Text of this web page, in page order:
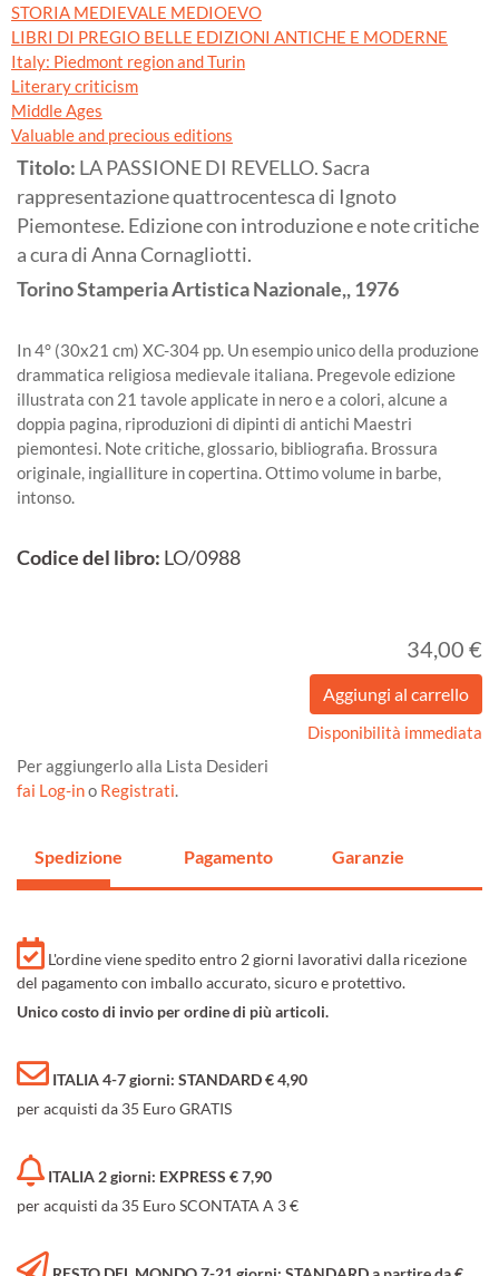
STORIA MEDIEVALE MEDIOEVO
LIBRI DI PREGIO BELLE EDIZIONI ANTICHE E MODERNE
Italy: Piedmont region and Turin
Literary criticism
Middle Ages
Valuable and precious editions
Titolo: LA PASSIONE DI REVELLO. Sacra
rappresentazione quattrocentesca di Ignoto
Piemontese. Edizione con introduzione e note critiche
a cura di Anna Cornagliotti.
TorinoStamperia Artistica Nazionale,,1976
In 4° (30x21 cm) XC-304 pp. Un esempio unico della produzione
drammatica religiosa medievale italiana. Pregevole edizione
illustrata con 21 tavole applicate in nero e a colori, alcune a
doppia pagina, riproduzioni di dipinti di antichi Maestri
piemontesi. Note critiche, glossario, bibliografia. Brossura
originale, ingialliture in copertina. Ottimo volume in barbe,
intonso.
Codice del libro: LO/0988
34,00 €
Disponibilità immediata
Per aggiungerlo alla Lista Desideri
fai Log-ino Registrati.
Spedizione Pagamento Garanzie
L'ordine viene spedito entro 2 giorni lavorativi dalla ricezione
del pagamento con imballo accurato, sicuro e protettivo.
Unico costo di invio per ordine di più articoli.
ITALIA 4-7 giorni: STANDARD € 4,90
per acquisti da 35 Euro GRATIS
ITALIA 2 giorni: EXPRESS € 7,90
per acquisti da 35 Euro SCONTATA A 3 €